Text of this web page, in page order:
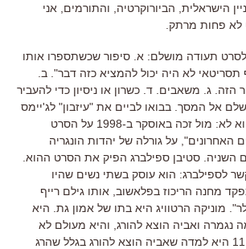
הישראלית, הביורוקרטיה, והתורמים, אני
לא פחות מרתק.
תעודה מושלם: א. סיפור שכשתספרו אותו
תסריטאי לא היה יכול להמציא כזה דבר". ב.
הזה. ג. משאבים. ד. כשרון או ניסיון כדי להעביר
אל המסך. בבואו לביים את "עיזבון" לג'יימס
מול היה הכל. טירון הוא לא: מול זכה באוסקר ב-1998 על הסרט
האחרונים", על גורלה של יהדות הונגריה
סטיבן ספילברג הפיק את הסרט ההוא.
לספילברג: הוא עוסק בשתי נשים שהיו
מחנה הריכוז בפלאשוב, אותו גילם רייף
מוניקה הרטוויג היא בתו של אמון גת. היא
נגמרה ואביה הוצא להורג, והיא מעולם לא
הכירה אותו. רק בגיל 11 היא למדה שאביה הוצא להורג בגלל שהרג